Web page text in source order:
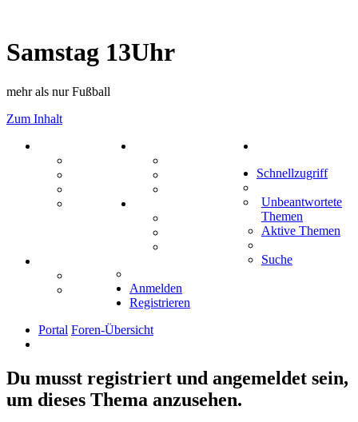
Samstag 13Uhr
mehr als nur Fußball
Zum Inhalt
Mastodon
Treffenübersicht
Zitatesammlung
Schiffe versenken
Tipprunde
Comunio
Schnellzugriff
Unbeantwortete
Themen
Aktive Themen
Suche
Anmelden
Registrieren
Portal Foren-Übersicht
Du musst registriert und angemeldet sein,
um dieses Thema anzusehen.